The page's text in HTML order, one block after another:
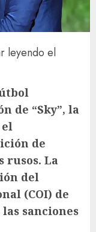
leyendo el
de “Sky”, la
de
rusos. La
del
(COI) de
sanciones